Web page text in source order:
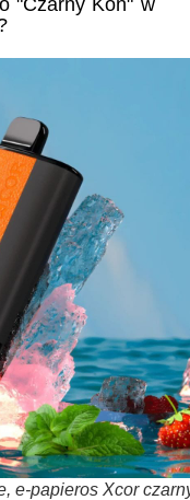
"Czarny Koń" w
e-papieros Xcor